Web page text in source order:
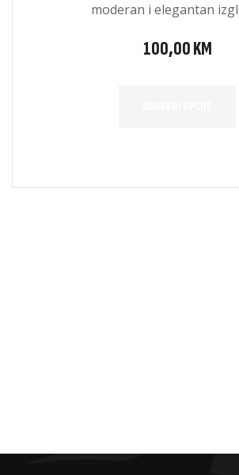
moderan i elegantan
100,00KM